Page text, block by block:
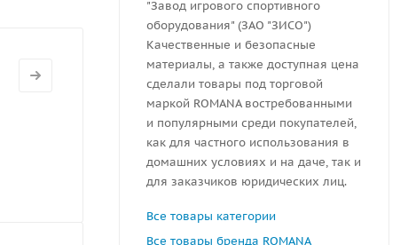
"Завод игрового спортивного
оборудования" (ЗАО "ЗИСО")
Качественные и безопасные
материалы, а также доступная цена
сделали товары под торговой
маркой ROMANA востребованными
и популярными среди покупателей,
как для частного использования в
домашних условиях и на даче, так и
для заказчиков юридических лиц.
Все товары категории
Все товары бренда ROMANA